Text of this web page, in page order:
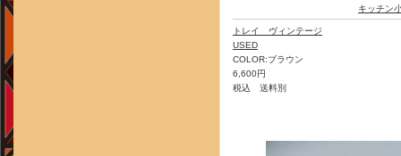
キッチン
トレイ ヴィンテージ
USED
COLOR:ブラウン
6,600円
税込 送料別